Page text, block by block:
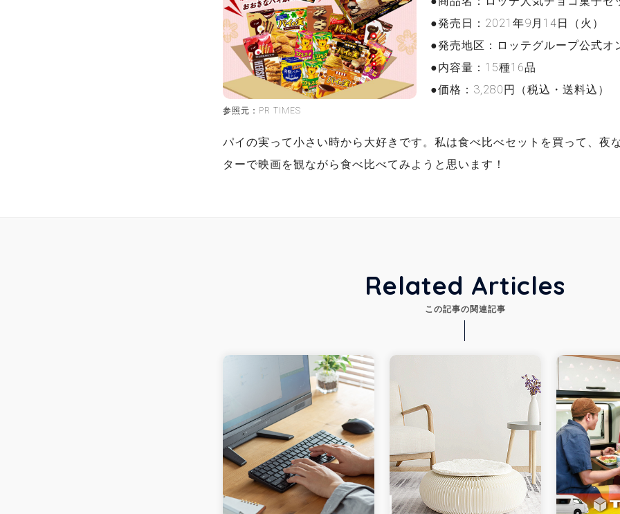
参照元：PR TIMES
●発売日：2021年9月14日（火）
●発売地区：ロッテグループ公式オ
●内容量：15種16品
●価格：3,280円（税込・送料込）
パイの実って小さい時から大好きです。私は食べ比べセットを買って、夜
ターで映画を観ながら食べ比べてみようと思います！
Related Articles
この記事の関連記事